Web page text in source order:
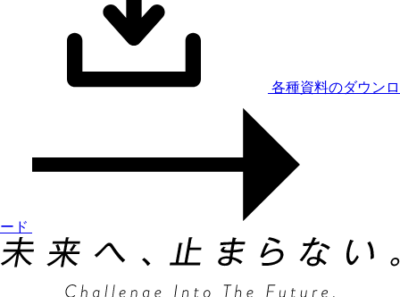
各種資料のダウンロ
ード